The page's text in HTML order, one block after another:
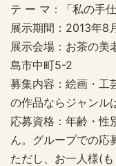
テ ー マ：「私の手仕
展示期間：2013年8
展示会場：お茶の
島市中町5-2
募集内容：絵画・工
の作品ならジャンル
応募資格：年齢・性
ん。グループでの応
ただし、お一人様(